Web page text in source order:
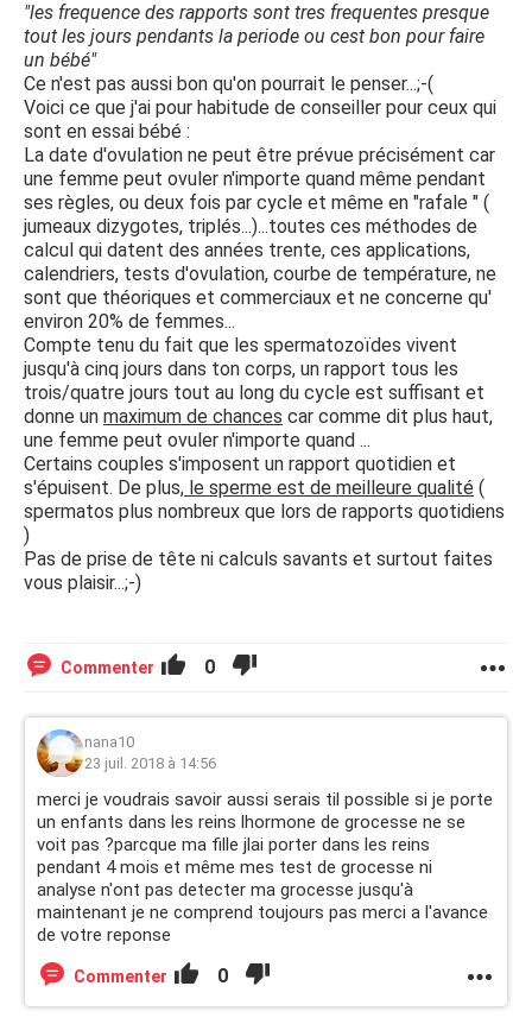
"les frequence des rapports sont tres frequentes presque
tout les jours pendants la periode ou cest bon pour faire
un bébé"
Ce n'est pas aussi bon qu'on pourrait le penser...;-(
Voici ce que j'ai pour habitude de conseiller pour ceux qui
sont en essai bébé :
La date d'ovulation ne peut être prévue précisément car
une femme peut ovuler n'importe quand même pendant
ses règles, ou deux fois par cycle et même en "rafale " (
jumeaux dizygotes, triplés...)...toutes ces méthodes de
calcul qui datent des années trente, ces applications,
calendriers, tests d'ovulation, courbe de température, ne
sont que théoriques et commerciaux et ne concerne qu'
environ 20% de femmes...
Compte tenu du fait que les spermatozoïdes vivent
jusqu'à cinq jours dans ton corps, un rapport tous les
trois/quatre jours tout au long du cycle est suffisant et
donne un maximum de chances car comme dit plus haut,
une femme peut ovuler n'importe quand ...
Certains couples s'imposent un rapport quotidien et
s'épuisent. De plus, le sperme est de meilleure qualité (
spermatos plus nombreux que lors de rapports quotidiens
)
Pas de prise de tête ni calculs savants et surtout faites
vous plaisir...;-)
Commenter 0
nana10
23 juil. 2018 à 14:56
merci je voudrais savoir aussi serais til possible si je porte
un enfants dans les reins lhormone de grocesse ne se
voit pas ?parcque ma fille jlai porter dans les reins
pendant 4 mois et même mes test de grocesse ni
analyse n'ont pas detecter ma grocesse jusqu'à
maintenant je ne comprend toujours pas merci a l'avance
de votre reponse
Commenter 0